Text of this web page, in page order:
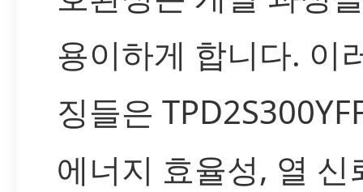
용이하게 합니다. 이
징들은
에너지 효율성, 열 신